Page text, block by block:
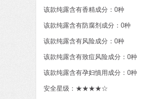
该款纯露含有香精成分：0种
该款纯露含有防腐剂成分：0种
该款纯露含有风险成分：0种
该款纯露含有致痘风险成分：0种
该款纯露含有孕妇慎用成分：0种
安全星级：★★★★☆